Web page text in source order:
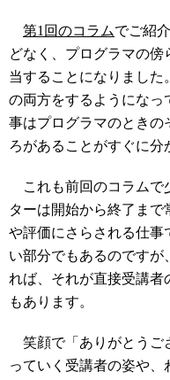
第1回のコラムでご紹
どなく、プログラマの
当することになりました
の両方をするようになっ
事はプログラマのときの
ろがあることがすぐに分
これも前回のコラムで
ターは開始から終了ま
や評価にさらされる仕事
い部分でもあるのです
れば、それが直接受講者
もあります。
笑顔で「ありがとうご
っていく受講者の姿や